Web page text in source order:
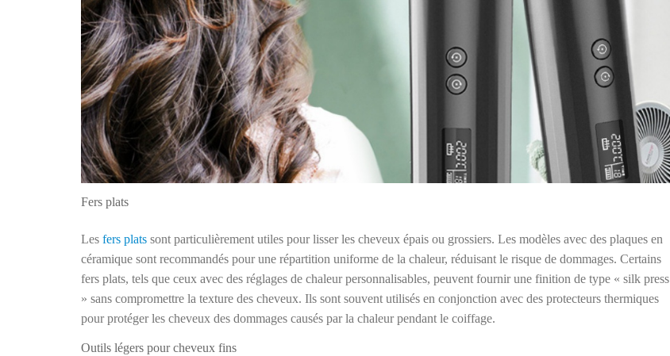
Fers plats
Les fers plats sont particulièrement utiles pour lisser les cheveux épais ou grossiers. Les modèles avec des plaques en
céramique sont recommandés pour une répartition uniforme de la chaleur, réduisant le risque de dommages. Certains
fers plats, tels que ceux avec des réglages de chaleur personnalisables, peuvent fournir une finition de type « silk press
» sans compromettre la texture des cheveux. Ils sont souvent utilisés en conjonction avec des protecteurs thermiques
pour protéger les cheveux des dommages causés par la chaleur pendant le coiffage.
Outils légers pour cheveux fins